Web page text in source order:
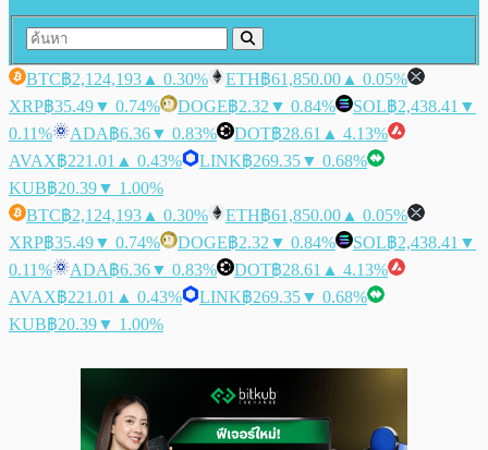
BTC฿2,124,193 ▲ 0.30% ETH฿61,850.00 ▲ 0.05%
XRP฿35.49▼ 0.74% DOGE฿2.32 ▼ 0.84% SOL฿2,438.41 ▼
0.11%
ADA฿6.36▼ 0.83% DOT฿28.61 ▲ 4.13%
AVAX฿221.01 ▲ 0.43% LINK฿269.35▼ 0.68%
KUB฿20.39▼ 1.00%
BTC฿2,124,193 ▲ 0.30% ETH฿61,850.00 ▲ 0.05%
XRP฿35.49▼ 0.74% DOGE฿2.32 ▼ 0.84% SOL฿2,438.41 ▼
0.11%
ADA฿6.36▼ 0.83% DOT฿28.61 ▲ 4.13%
AVAX฿221.01 ▲ 0.43% LINK฿269.35▼ 0.68%
KUB฿20.39▼ 1.00%